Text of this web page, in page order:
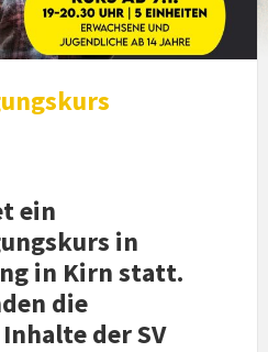
ein
in
in Kirn statt.
die
der SV